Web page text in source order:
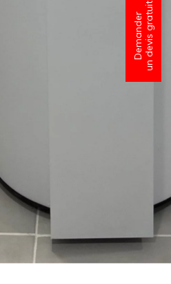
Demanderun devis gratuit